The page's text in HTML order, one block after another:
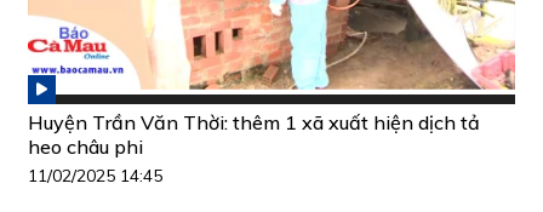
Huyện Trần Văn Thời: thêm 1 xã xuất hiện dịch tả
heo châu phi
11/02/2025 14:45